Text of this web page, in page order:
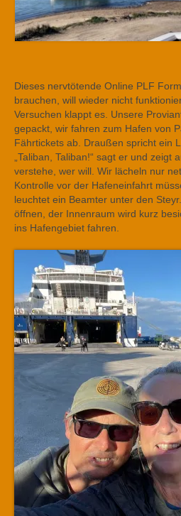
Dieses nervtötende Online PLF
brauchen, will wieder nicht
Versuchen klappt es. Unsere
gepackt, wir fahren zum Hafen von
Fährtickets ab. Draußen spricht ein
„Taliban, Taliban!“ sagt er und zeigt
verstehe, wer will. Wir lächeln nur
Kontrolle vor der Hafeneinfahrt
leuchtet ein Beamter unter den
öffnen, der Innenraum wird kurz
ins Hafengebiet fahren.